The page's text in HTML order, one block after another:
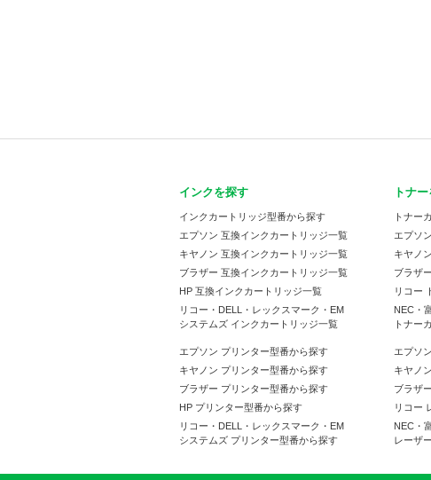
インクを探す
インクカートリッジ型番から探す
エプソン 互換インクカートリッジ一覧
キヤノン 互換インクカートリッジ一覧
ブラザー 互換インクカートリッジ一覧
HP 互換インクカートリッジ一覧
リコー・DELL・レックスマーク・EM
システムズ インクカートリッジ一覧
エプソン プリンター型番から探す
キヤノン プリンター型番から探す
ブラザー プリンター型番から探す
HP プリンター型番から探す
リコー・DELL・レックスマーク・EM
システムズ プリンター型番から探す
トナ
トナー
エプソ
キヤノ
ブラザ
リコー
NEC・
トナー
エプソ
キヤノ
ブラザ
リコー
NEC・
レーザ